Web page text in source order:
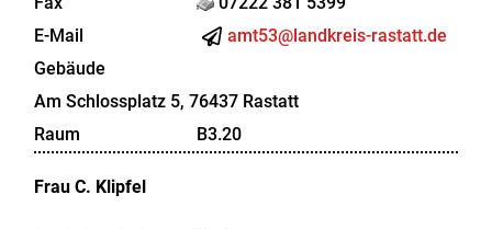
E-Mail
amt53@landkreis-rastatt.de
Gebäude
Am Schlossplatz 5, 76437 Rastatt
Raum
B3.20
Frau C. Klipfel